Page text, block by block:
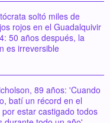
soltó miles de
rojos en el Guadalquivir
50 años después, la
es irreversible
89 años: 'Cuando
batí un récord en el
por estar castigado todos